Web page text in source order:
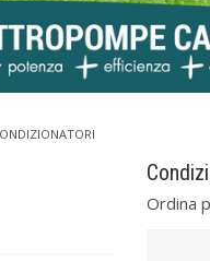
Ordina